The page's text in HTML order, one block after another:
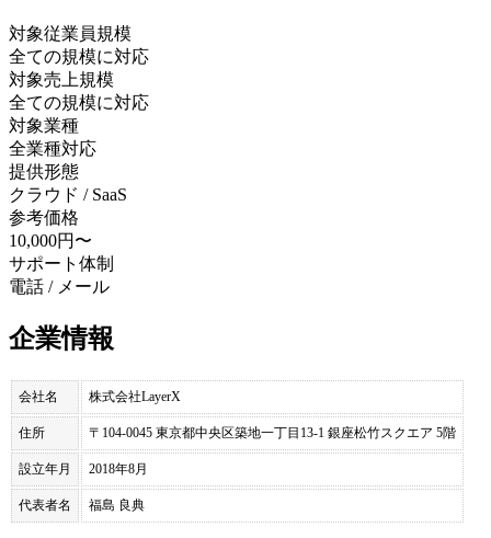
対象従業員規模
全ての規模に対応
対象売上規模
全ての規模に対応
対象業種
全業種対応
提供形態
クラウド / SaaS
参考価格
10,000円〜
サポート体制
電話 / メール
企業情報
会社名 株式会社LayerX
住所 〒104-0045 東京都中央区築地一丁目13-1 銀座松竹スクエア 5階
設立年月 2018年8月
代表者名 福島 良典